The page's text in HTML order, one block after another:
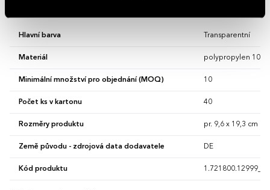
Hlavní barva Transparentní
Materiál polypropylen 100
Minimální množství pro objednání (MOQ) 10
Počet ks v kartonu 40
Rozměry produktu pr. 9,6 x 19,3 cm
Země původu - zdrojová data dodavatele DE
Kód produktu